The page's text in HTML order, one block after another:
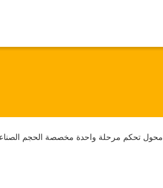
محول تحكم مرحلة واحدة مخصصة الحجم